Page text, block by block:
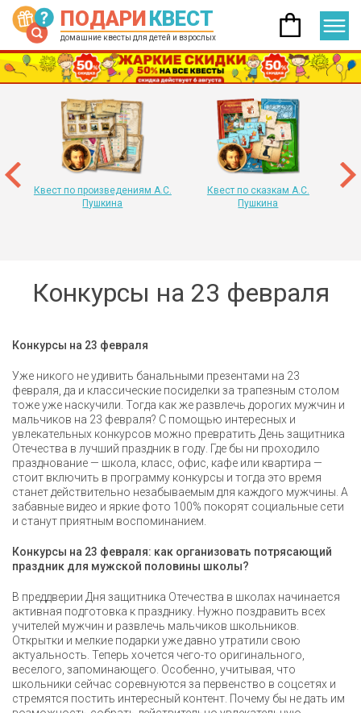
ПОДАРИКВЕСТ
домашние квесты для детей и взрослых
Квест по произведениям А.С.
Пушкина
Квест по сказкам А.С.
Пушкина
Конкурсы на 23 февраля
Конкурсы на 23 февраля
Уже никого не удивить банальными презентами на 23
февраля, да и классические посиделки за трапезным столом
тоже уже наскучили. Тогда как же развлечь дорогих мужчин и
мальчиков на 23 февраля? С помощью интересных и
увлекательных конкурсов можно превратить День защитника
Отечества в лучший праздник в году. Где бы ни проходило
празднование — школа, класс, офис, кафе или квартира —
стоит включить в программу конкурсы и тогда это время
станет действительно незабываемым для каждого мужчины. А
забавные видео и яркие фото 100% покорят социальные сети
и станут приятным воспоминанием.
Конкурсы на 23 февраля: как организовать потрясающий
праздник для мужской половины школы?
В преддверии Дня защитника Отечества в школах начинается
активная подготовка к празднику. Нужно поздравить всех
учителей мужчин и развлечь мальчиков школьников.
Открытки и мелкие подарки уже давно утратили свою
актуальность. Теперь хочется чего-то оригинального,
веселого, запоминающего. Особенно, учитывая, что
школьники сейчас соревнуются за первенство в соцсетях и
стремятся постить интересный контент. Почему бы не дать им